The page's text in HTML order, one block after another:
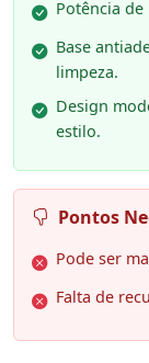
Potência
Base
limpeza.
Design
estilo.
Pontos
Pode ser
Falta de